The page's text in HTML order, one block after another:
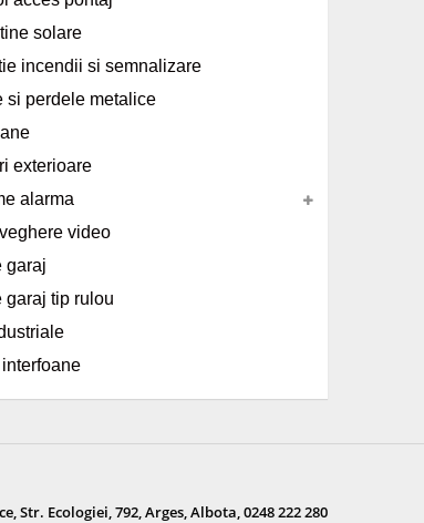
solare
incendii si semnalizare
si perdele metalice
exterioare
alarma
video
garaj
garaj tip rulou
Str. Ecologiei, 792, Arges, Albota, 0248 222 280